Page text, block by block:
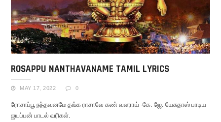
ROSAPPU NANTHAVANAME TAMIL LYRICS
MAY 17, 2022 0
ரோசாப்பூ நந்தவனமே தங்க ராசாவே கண் வளராய் -கே. ஜே. யேசுதாஸ் பாடிய‌
ஐயப்பன் பாடல் வரிகள்.